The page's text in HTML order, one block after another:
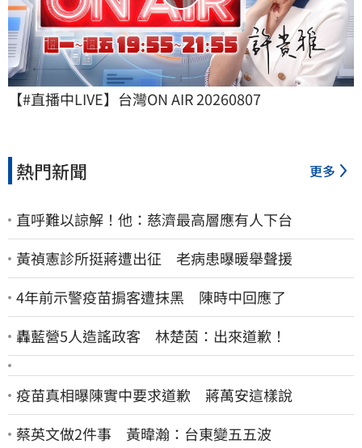
【#直播中LIVE】台灣ON AIR 20260807
熱門新聞 更多
直呼難以諒解！他：慈濟最高層應有人下台
黃禎憲診所挺蔣遭出征 老病患曝暖舉聲援
4年前示警疫苗掮客遭抹黑 陳時中回應了
轟藍營5人造謠政客 林楚茵：出來道歉！
疫苗真相曝陳實中要求道歉 蔣萬安這樣說
蔡英文做2件事 黃暐瀚：台東變五五波